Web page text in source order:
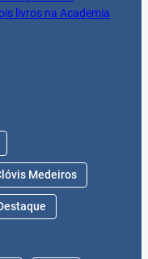
livros na Academia
Medeiros